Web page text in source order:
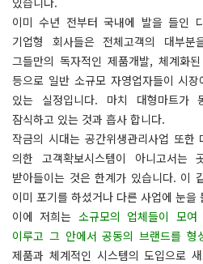
이미 수년 전부터 국내에 발을 들인
기업형 회사들은 전체고객의 대부
그들만의 독자적인 제품개발, 체계화
등으로 일반 소규모 자영업자들이 시
있는 실정입니다. 마치 대형마트가
잠식하고 있는 것과 흡사 합니다.
작금의 시대는 공간위생관리사업 또한
의한 고객확보시스템이 아니고서는
받아들이는 것은 한계가 있습니다. 이
이미 포기를 하셨거나 다른 사업에 눈을
이에 저희는 소규모의 업체들이 모
이루고 그 안에서 공동의 브랜드를 형
제품과 체계적인 시스템의 도입으로